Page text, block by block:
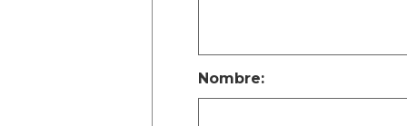
Nombre: